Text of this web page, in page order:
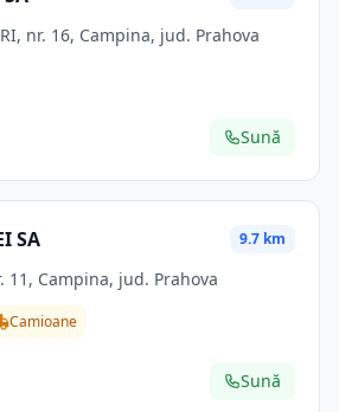
nr. 16, Campina, jud. Prahova
Sună
SA 9.7 km
11, Campina, jud. Prahova
Camioane
Sună